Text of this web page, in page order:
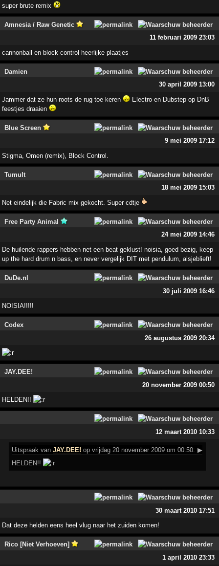
super brute remix
Amnesia / Raw Genetic
11 februari 2009 23:03
cannonball en block control heerlijke plaatjes
Damien
30 april 2009 13:00
Jammer dat ze hun roots de rug toe keren
Electro en Dubstep op DnB
feestjes draaien
Blue Screen
9 mei 2009 17:12
Stigma, Omen (remix), Block Control.
Tumult
18 mei 2009 15:03
Net eindelijk die Fabric mix gekocht. Super cdtje
Free Party Animal
24 mei 2009 14:46
De huilende rappers hebben net een beat geklust! noisia, goed bezig, keep
up the hard drum n bass, en never vergelijk DIT met pendulum, alsjeblieft!
DuDe.nl
30 juli 2009 16:46
NOISIA!!!!!
Codex
26 augustus 2009 20:34
JAY.DEE!
20 november 2009 00:50
HELDEN!!
12 maart 2010 10:33
Uitspraak vanJAY.DEE! op vrijdag 20 november 2009 om 00:50: ▶
HELDEN!!
30 maart 2010 17:51
Dat deze helden eens heel vlug naar het zuiden komen!
Rico [Niet Verhoeven]
1 april 2010 23:33